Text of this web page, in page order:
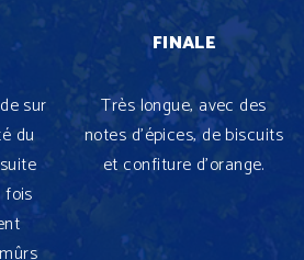
sur
du
fois
FINALE
Très longue, avec des
notes d’épices, de biscuits
et confiture d’orange.